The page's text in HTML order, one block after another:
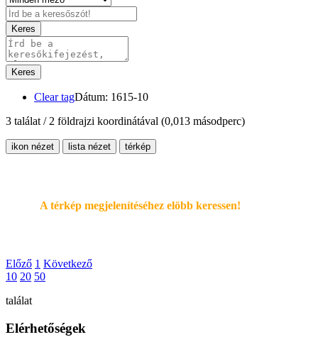
Keres
Keres
Clear tagDátum: 1615-10
3 találat / 2 földrajzi koordinátával (0,013 másodperc)
ikon nézet lista nézet térkép
A térkép megjelenítéséhez elöbb keressen!
Előző 1 Következő
10 20 50
találat
Elérhetőségek